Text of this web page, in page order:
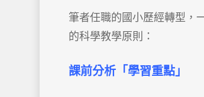
筆者任職的國小歷經轉型，
的科學教學原則：
課前分析「學習重點」